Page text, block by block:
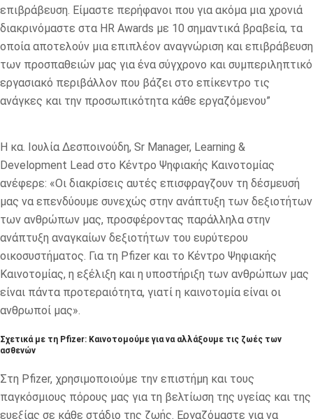
επιβράβευση. Είμαστε περήφανοι που για ακόμα μια χρονιά
διακρινόμαστε στα HR Awards με 10 σημαντικά βραβεία, τα
οποία αποτελούν μια επιπλέον αναγνώριση και επιβράβευση
των προσπαθειών μας για ένα σύγχρονο και συμπεριληπτικό
εργασιακό περιβάλλον που βάζει στο επίκεντρο τις
ανάγκες και την προσωπικότητα κάθε εργαζόμενου”
Η κα. Iουλία Δεσποινούδη, Sr Manager, Learning &
Development Lead στο Κέντρο Ψηφιακής Καινοτομίας
ανέφερε: «Οι διακρίσεις αυτές επισφραγζουν τη δέσμευσή
μας να επενδύουμε συνεχώς στην ανάπτυξη των δεξιοτήτων
των ανθρώπων μας, προσφέροντας παράλληλα στην
ανάπτυξη αναγκαίων δεξιοτήτων του ευρύτερου
οικοσυστήματος. Για τη Pfizer και το Κέντρο Ψηφιακής
Καινοτομίας, η εξέλιξη και η υποστήριξη των ανθρώπων μας
είναι πάντα προτεραιότητα, γιατί η καινοτομία είναι οι
ανθρωποί μας».
Σχετικά με τη Pfizer: Καινοτομούμε για να αλλάξουμε τις ζωές των
ασθενών
Στη Pfizer, χρησιμοποιούμε την επιστήμη και τους
παγκόσμιους πόρους μας για τη βελτίωση της υγείας και της
ευεξίας σε κάθε στάδιο της ζωής. Εργαζόμαστε για να